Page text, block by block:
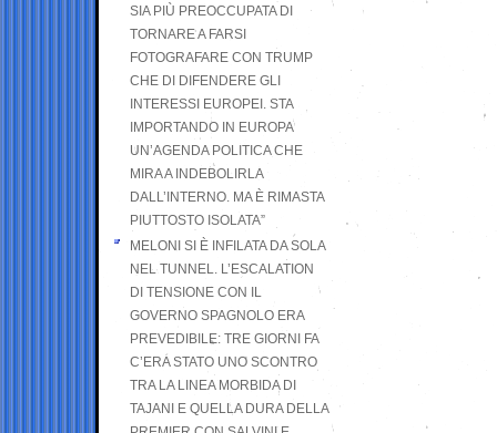
SIA PIÙ PREOCCUPATA DI
TORNARE A FARSI
FOTOGRAFARE CON TRUMP
CHE DI DIFENDERE GLI
INTERESSI EUROPEI. STA
IMPORTANDO IN EUROPA
UN’AGENDA POLITICA CHE
MIRA A INDEBOLIRLA
DALL’INTERNO. MA È RIMASTA
PIUTTOSTO ISOLATA”
MELONI SI È INFILATA DA SOLA
NEL TUNNEL. L’ESCALATION
DI TENSIONE CON IL
GOVERNO SPAGNOLO ERA
PREVEDIBILE: TRE GIORNI FA
C’ERA STATO UNO SCONTRO
TRA LA LINEA MORBIDA DI
TAJANI E QUELLA DURA DELLA